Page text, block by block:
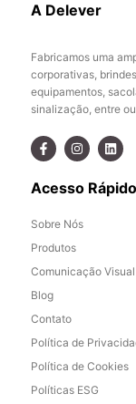
A Delever
Fabricamos uma
corporativas,
equipamentos,
sinalização, entre
Acesso Rápido
Sobre Nós
Produtos
Comunicação Visual
Blog
Contato
Política de
Política de Cookies
Políticas ESG